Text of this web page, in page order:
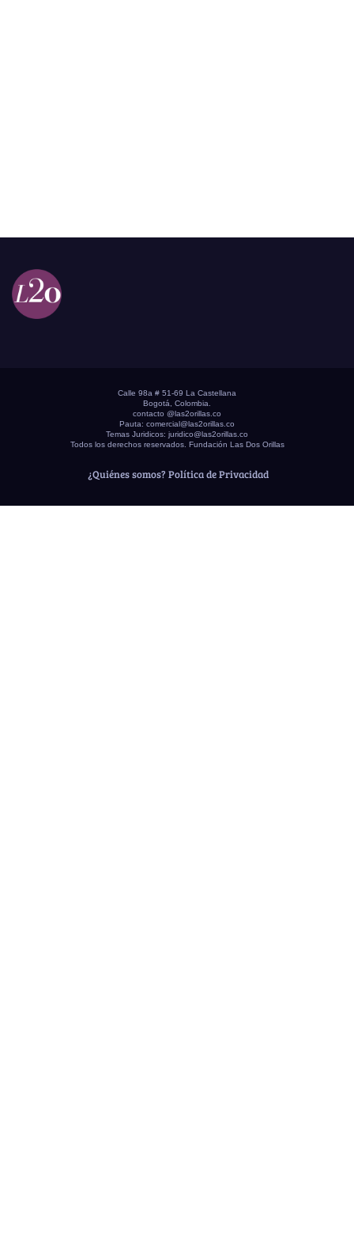
Calle 98a # 51-69 La Castellana
Bogotá, Colombia.
contacto @las2orillas.co
Pauta: comercial@las2orillas.co
Temas Juridicos: juridico@las2orillas.co
Todos los derechos reservados. Fundación Las Dos Orillas
¿Quiénes somos? Política de Privacidad